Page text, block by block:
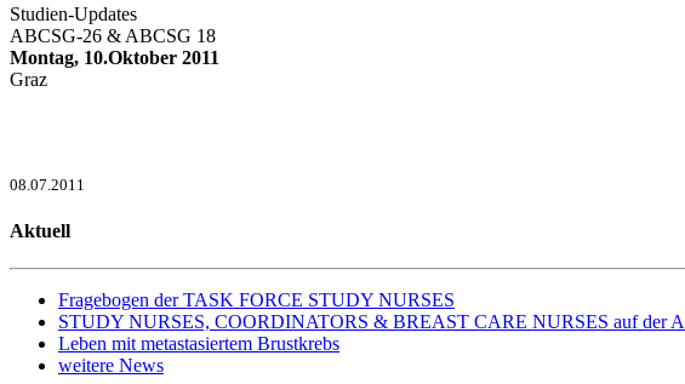
Studien-Updates
ABCSG-26 & ABCSG 18
Montag, 10.Oktober 2011
Graz
08.07.2011
Aktuell
Fragebogen der TASK FORCE STUDY NURSES
STUDY NURSES, COORDINATORS & BREAST CARE NURSES auf der
Leben mit metastasiertem Brustkrebs
weitere News